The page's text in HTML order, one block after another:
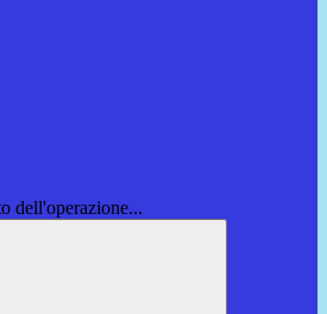
dell'operazione...